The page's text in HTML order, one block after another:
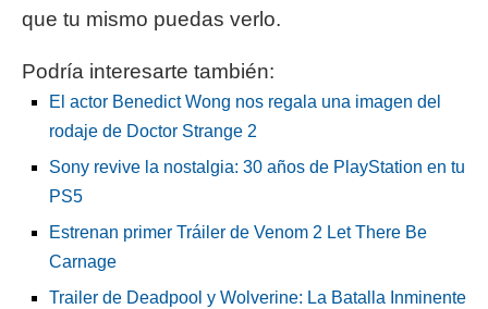
que tu mismo puedas verlo.
Podría interesarte también:
El actor Benedict Wong nos regala una imagen del
rodaje de Doctor Strange 2
Sony revive la nostalgia: 30 años de PlayStation en tu
PS5
Estrenan primer Tráiler de Venom 2 Let There Be
Carnage
Trailer de Deadpool y Wolverine: La Batalla Inminente